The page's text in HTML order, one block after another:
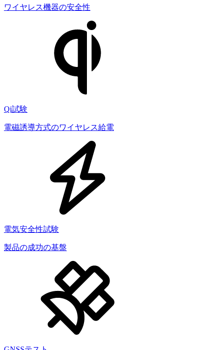
ワイヤレス機器の安全性
Qi試験
電磁誘導方式のワイヤレス給電
電気安全性試験
製品の成功の基盤